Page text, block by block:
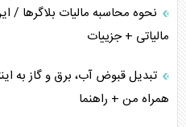
نحوه محاسبه مالیات بلاگر‌ها /
مالیاتی + جزییات
تبدیل قبوض آب، برق و گاز به
همراه من + راهنما